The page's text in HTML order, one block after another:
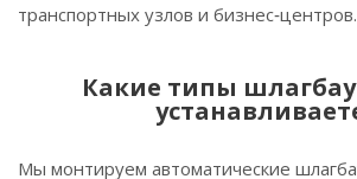
транспортных узлов и бизнес‑центров.
Какие типы
Мы монтируем автоматические